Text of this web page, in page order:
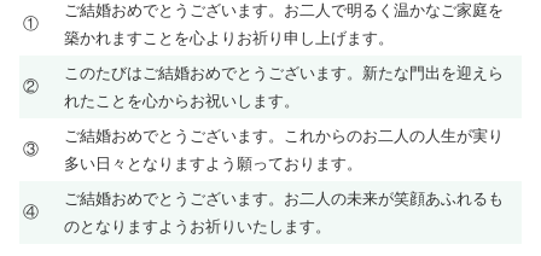
①
ご結婚おめでとうございます。お二人で明るく温かなご家庭を
築かれますことを心よりお祈り申し上げます。
②
このたびはご結婚おめでとうございます。新たな門出を迎えら
れたことを心からお祝いします。
③
ご結婚おめでとうございます。これからのお二人の人生が実り
多い日々となりますよう願っております。
④
ご結婚おめでとうございます。お二人の未来が笑顔あふれるも
のとなりますようお祈りいたします。